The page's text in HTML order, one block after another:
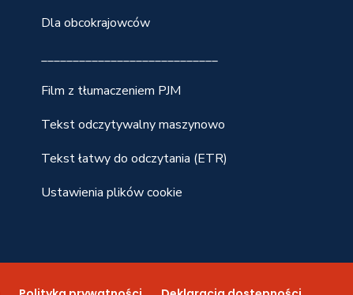
Dla obcokrajowców
____________________________
Film z tłumaczeniem PJM
Tekst odczytywalny maszynowo
Tekst łatwy do odczytania (ETR)
Ustawienia plików cookie